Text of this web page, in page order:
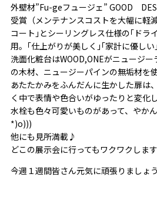
外壁材”Fu-geフュージェ” GOOD
受賞（メンテナンスコストを大幅に軽
コート｣とシーリングレス仕様の｢ドラ
用。｢仕上がりが美しく｣｢家計に優し
洗面化粧台はWOOD,ONEがニュージ
の木材、ニュージーパインの無垢材を
あたたかみをふんだんに生かした扉は
く中で表情や色合いがゆったりと変化
水栓も色々可愛いものがあって、やか
*)o)))
他にも見所満載♪
どこの展示会に行ってもワクワクしま
今週１週間皆さん元気に頑張りましょ